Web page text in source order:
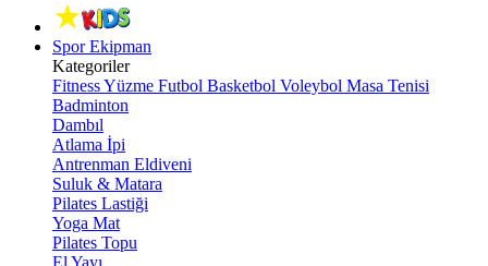
Spor Ekipman
Kategoriler
FitnessYüzme Futbol Basketbol Voleybol Masa Tenisi
Badminton
Dambıl
Atlama İpi
Antrenman Eldiveni
Suluk & Matara
Pilates Lastiği
Yoga Mat
Pilates Topu
El Yayı